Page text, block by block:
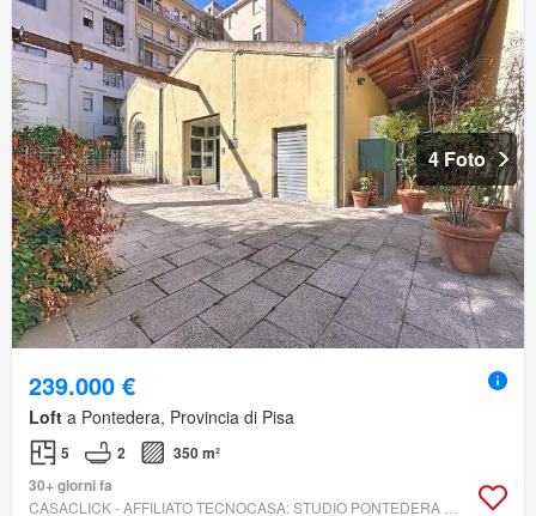
4 Foto
239.000 €
Loft a Pontedera, Provincia di Pisa
5 2
350 m²
30+ giorni fa